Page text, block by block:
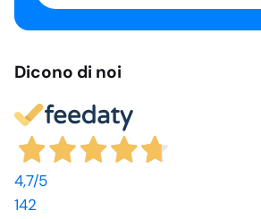
Dicono di noi
4,7/5
142